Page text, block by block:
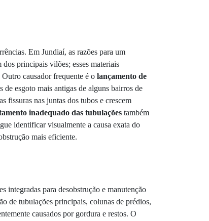
Em Jundiaí, as razões para um
dos principais vilões; esses materiais
causador frequente é o lançamento de
esgoto mais antigas de alguns bairros de
fissuras nas juntas dos tubos e crescem
inadequado das tubulações também
identificar visualmente a causa exata do
mais eficiente.
integradas para desobstrução e manutenção
de tubulações principais, colunas de prédios,
causados por gordura e restos. O